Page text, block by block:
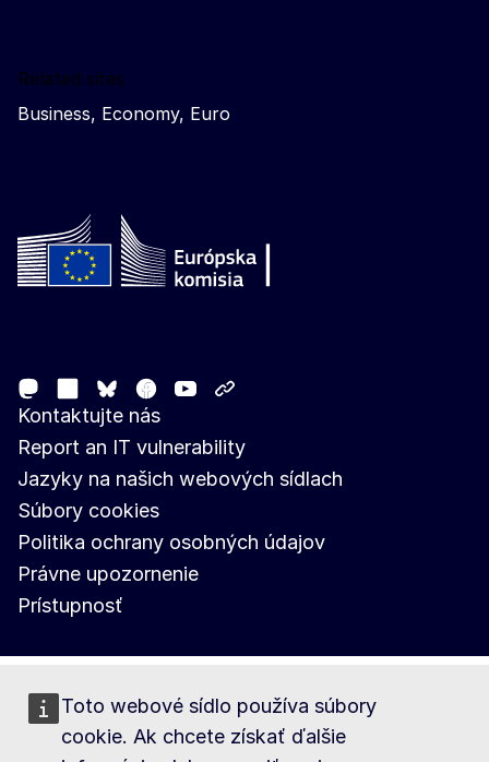
Toto webové sídlo používa súbory
cookie. Ak chcete získať ďalšie
Related sites
Business, Economy, Euro
MastodonLinkedIn
Bluesky
Facebook
Youtube
Kontaktujte nás
Report an IT vulnerability
Jazyky na našich webových sídlach
Súbory cookies
Politika ochrany osobných údajov
Právne upozornenie
Prístupnosť